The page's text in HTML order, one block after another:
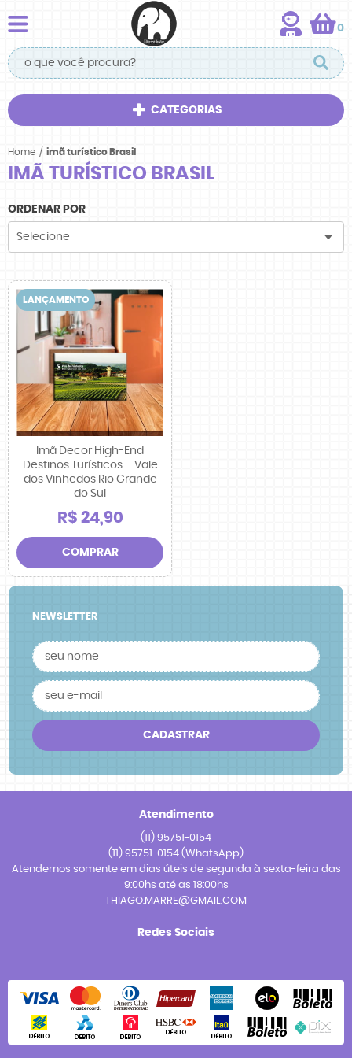
0
CATEGORIAS
IMÃ TURÍSTICO BRASIL
Home imã turístico Brasil
ORDENAR POR
Selecione
LANÇAMENTO
Imã Decor High-End
Destinos Turísticos – Vale
dos Vinhedos Rio Grande
do Sul
R$ 24,90
COMPRAR
NEWSLETTER
CADASTRAR
Atendimento
(11) 95751-0154
(11) 95751-0154 (WhatsApp)
Atendemos somente em dias úteis de segunda à sexta-feira das
9:00hs até as 18:00hs
THIAGO.MARRE@GMAIL.COM
Redes Sociais